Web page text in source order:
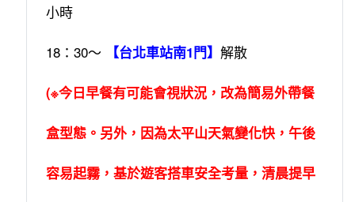
小時
18：30～ 【台北車站南1門】 解散
(※今日早餐有可能會視狀況，改為簡易外帶餐
盒型態。另外，因為太平山天氣變化快，午後
容易起霧，基於遊客搭車安全考量，清晨提早